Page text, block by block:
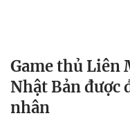
Game thủ Liên
Nhật Bản được
nhân